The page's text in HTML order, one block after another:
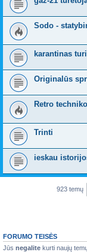
Sodo -
karantinas
Originalūs
Retro
Trinti
ieskau
923 temų
FORUMO TEISĖS
Jūs negalite kurti naujų